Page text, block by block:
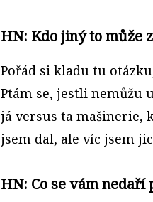
HN: Kdo jiný to může
Pořád si kladu tu
Ptám se, jestli nemůžu
já versus ta mašinerie,
jsem dal, ale víc jsem
HN: Co se vám nedaří